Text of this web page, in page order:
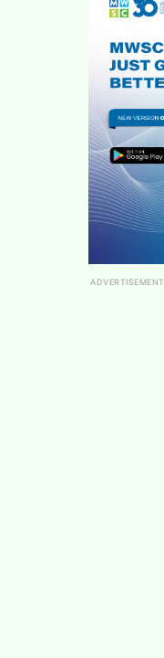
ADVERTISEMENT